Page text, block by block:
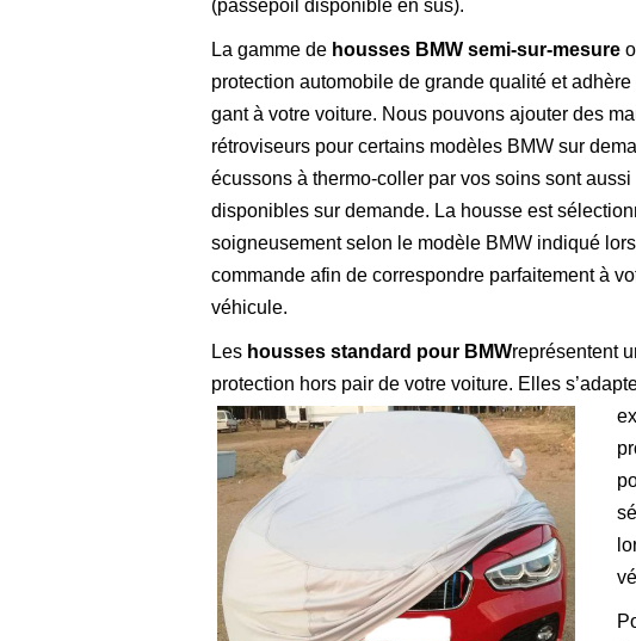
(passepoil disponible en sus).
La gamme de housses BMW semi-sur-mesure
protection automobile de grande qualité et adhère
gant à votre voiture. Nous pouvons ajouter des
rétroviseurs pour certains modèles BMW sur
écussons à thermo-coller par vos soins sont aussi
disponibles sur demande. La housse est
soigneusement selon le modèle BMW indiqué
commande afin de correspondre parfaitement à
véhicule.
Les housses standard pour BMWreprésentent
protection hors pair de votre voiture. Elles